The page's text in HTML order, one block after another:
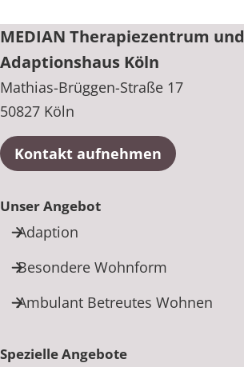
+49 221 9566510
MEDIAN Therapiezentrum und
Adaptionshaus Köln
Mathias-Brüggen-Straße 17
50827 Köln
Kontakt aufnehmen
Unser Angebot
Adaption
Besondere Wohnform
Ambulant Betreutes Wohnen
Spezielle Angebote